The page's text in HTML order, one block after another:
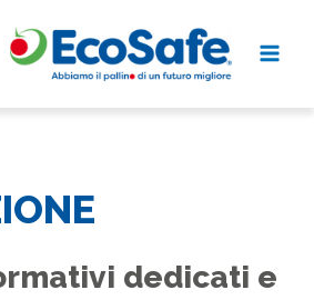
dedicati e